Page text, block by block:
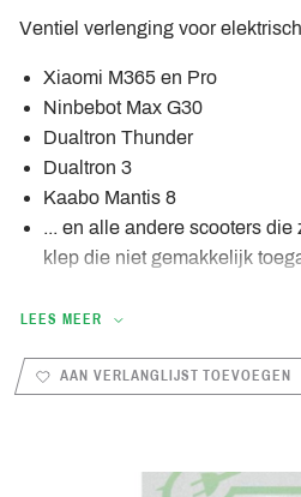
Ventiel verlenging voor
Xiaomi M365 en Pro
Ninbebot Max G30
Dualtron Thunder
Dualtron 3
Kaabo Mantis 8
... en alle andere scooters die
klep die niet gemakkelijk
LEES MEER
AAN VERLANGLIJST TOEVOEGEN